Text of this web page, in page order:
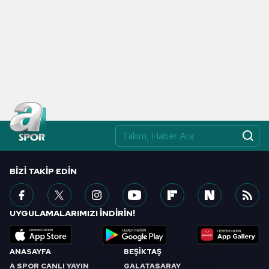
ANASAYFA
A SPOR CANLI YAYIN
BEŞİKTAŞ
GALATASARAY
BIZI TAKIP EDIN
UYGULAMALARIMIZI İNDİRİN!